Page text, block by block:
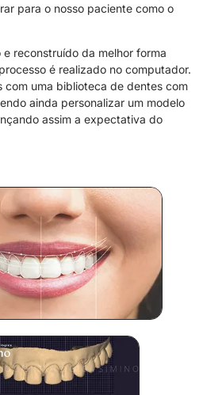
para o nosso paciente como o
reconstruído da melhor forma
é realizado no computador.
com uma biblioteca de dentes com
ainda personalizar um modelo
assim a expectativa do